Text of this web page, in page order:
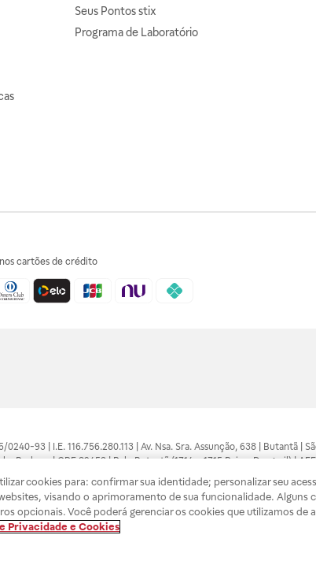
Seus Pontos stix
Programa de Laboratório
cartões de crédito
0240-93 | I.E. 116.756.280.113 | Av. Nsa. Sra. Assunção, 638 | Butantã |
Barbosa | CRF 89453 | Polo Butantã (1714 e 1715 Raia e Drogasil) |
alguma, as orientações dadas pelo profissional da área
ser consultado. Os preços e promoções divulgados no site são
de proteção de dados, para que você possa realizar suas
disponibilidade de produto em nosso estoque.
cookies para: confirmar sua identidade; personalizar seu
visando o aprimoramento de sua funcionalidade. Alguns
opcionais. Você poderá gerenciar os cookies que utilizamos de
Privacidade e Cookies